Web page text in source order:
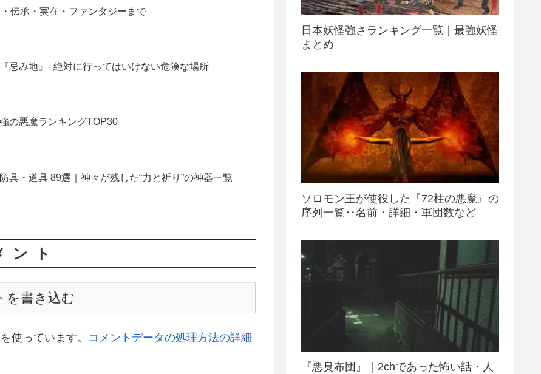
伝承・実在・ファンタジーまで
忌み地』- 絶対に行ってはいけない危険な場所
の悪魔ランキングTOP30
具・道具 89選｜神々が残した“力と祈り”の神器一覧
ント
を書き込む
使っています。 コメントデータの処理方法の詳細
日本妖怪強さランキング一覧｜最強妖怪
まとめ
ソロモン王が使役した『72柱の悪魔』の
序列一覧‥名前・詳細・軍団数など
『悪臭布団』｜2chであった怖い話・人